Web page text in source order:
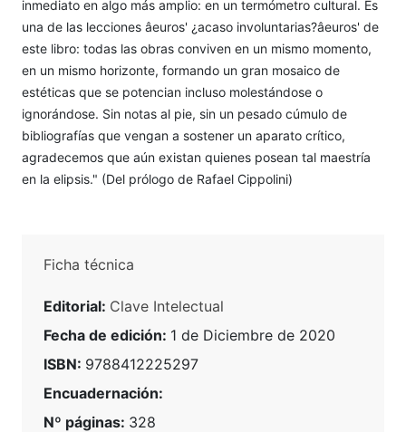
inmediato en algo más amplio: en un termómetro cultural. Es
una de las lecciones âeuros' ¿acaso involuntarias?âeuros' de
este libro: todas las obras conviven en un mismo momento,
en un mismo horizonte, formando un gran mosaico de
estéticas que se potencian incluso molestándose o
ignorándose. Sin notas al pie, sin un pesado cúmulo de
bibliografías que vengan a sostener un aparato crítico,
agradecemos que aún existan quienes posean tal maestría
en la elipsis." (Del prólogo de Rafael Cippolini)
Ficha técnica
Editorial: Clave Intelectual
Fecha de edición: 1 de Diciembre de 2020
ISBN: 9788412225297
Encuadernación:
Nº páginas: 328